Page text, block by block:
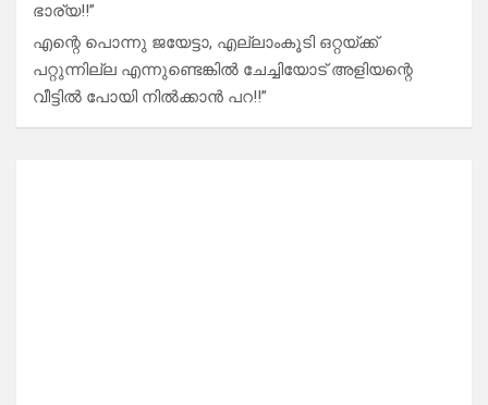
ഭാര്യ!!”
എന്റെ പൊന്നു ജയേട്ടാ, എല്ലാംകൂടി ഒറ്റയ്ക്ക്
പറ്റുന്നില്ല എന്നുണ്ടെങ്കിൽ ചേച്ചിയോട് അളിയന്റെ
വീട്ടിൽ പോയി നിൽക്കാൻ പറ!!”